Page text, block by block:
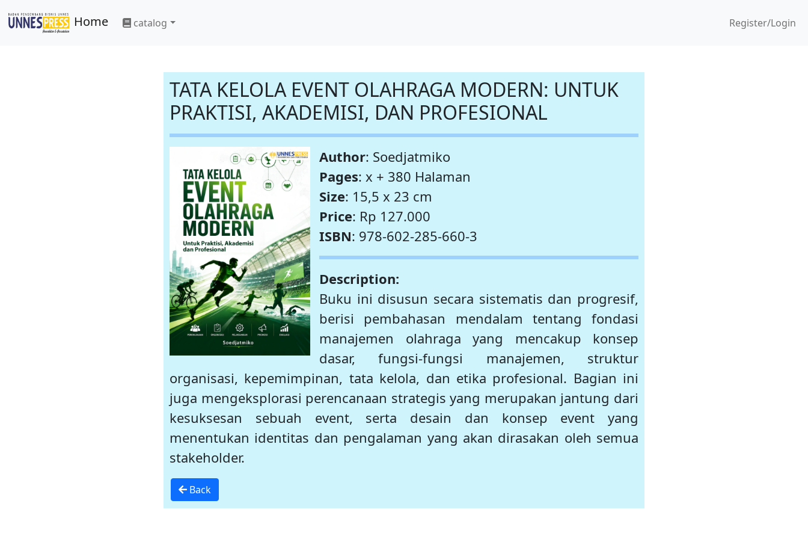
Home catalog Register/Login
TATA KELOLA EVENT OLAHRAGA MODERN: UNTUK
PRAKTISI, AKADEMISI, DAN PROFESIONAL
Author: Soedjatmiko
Pages: x + 380 Halaman
Size: 15,5 x 23 cm
Price: Rp 127.000
ISBN: 978-602-285-660-3
Description:
Buku ini disusun secara sistematis dan progresif,
berisi pembahasan mendalam tentang fondasi
manajemen olahraga yang mencakup konsep
dasar, fungsi-fungsi manajemen, struktur
organisasi, kepemimpinan, tata kelola, dan etika profesional. Bagian ini
juga mengeksplorasi perencanaan strategis yang merupakan jantung dari
kesuksesan sebuah event, serta desain dan konsep event yang
menentukan identitas dan pengalaman yang akan dirasakan oleh semua
stakeholder.
Back